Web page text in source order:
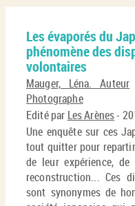
Les évaporés du
phénomène des
volontaires
Mauger, Léna. Auteur
Photographe
Edité par Les Arènes-
Une enquête sur ces
tout quitter pour
de leur expérience,
reconstruction... Ces
sont synonymes de